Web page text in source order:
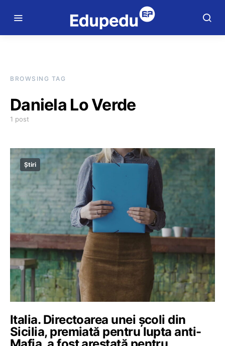
BROWSING TAG
Daniela Lo Verde
1 post
Știri
Italia. Directoarea unei școli din
Sicilia, premiată pentru lupta anti-